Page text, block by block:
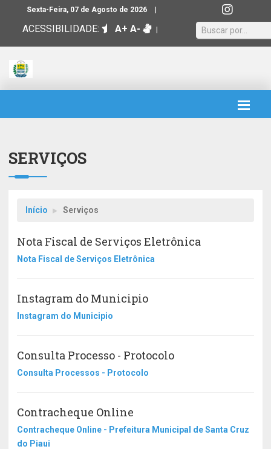
Sexta-Feira, 07 de Agosto de 2026 |
ACESSIBILIDADE: A+ A- |
SERVIÇOS
Início Serviços
Nota Fiscal de Serviços Eletrônica
Nota Fiscal de Serviços Eletrônica
Instagram do Municipio
Instagram do Municipio
Consulta Processo - Protocolo
Consulta Processos - Protocolo
Contracheque Online
Contracheque Online - Prefeitura Municipal de Santa Cruz
do Piaui